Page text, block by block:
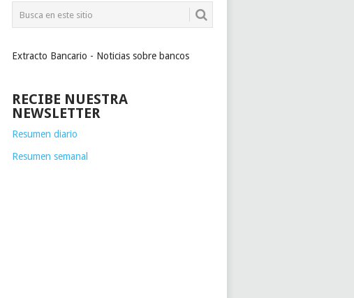
Extracto Bancario - Noticias sobre bancos
RECIBE NUESTRA
NEWSLETTER
Resumen diario
Resumen semanal